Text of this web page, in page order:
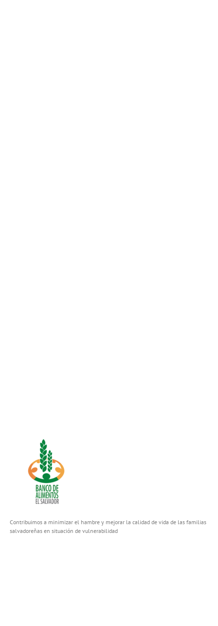
Contribuimos a minimizar el hambre y mejorar la calidad de vida de las familias
salvadoreñas en situación de vulnerabilidad